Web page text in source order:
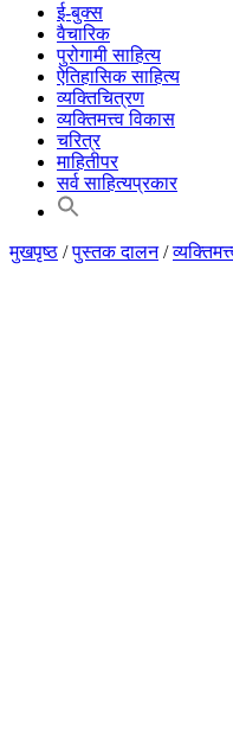
ई-बुक्स
वैचारिक
पुरोगामी साहित्य
ऐतिहासिक साहित्य
व्यक्तिचित्रण
व्यक्तिमत्त्व विकास
चरित्र
माहितीपर
सर्व साहित्यप्रकार
मुखपृष्ठ /पुस्तक दालन/